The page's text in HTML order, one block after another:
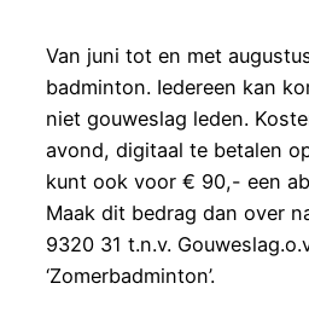
Van juni tot en met
badminton. Iedereen kan
niet gouweslag leden.
avond, digitaal te betalen
kunt ook voor € 90,- een
Maak dit bedrag dan over
9320 31 t.n.v.
‘Zomerbadminton’.